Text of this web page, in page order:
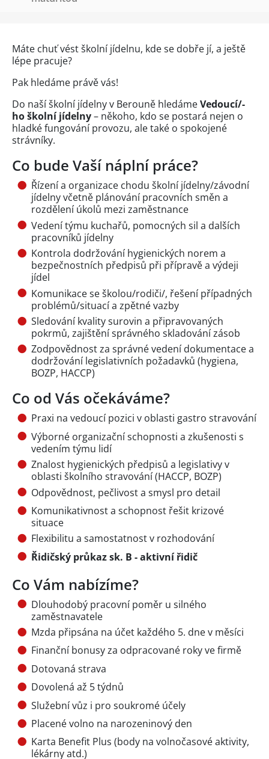
Máte chuť vést školní jídelnu, kde se dobře jí, a ještě
lépe pracuje?
Pak hledáme právě vás!
Do naší školní jídelny v Berouně hledámeVedoucí/-
ho školní jídelny– někoho, kdo se postará nejen o
hladké fungování provozu, ale také o spokojené
strávníky.
Co bude Vaší náplní práce?
Řízení a organizace chodu školní jídelny/závodní
jídelny včetně plánování pracovních směn a
rozdělení úkolů mezi zaměstnance
Vedení týmu kuchařů, pomocných sil a dalších
pracovníků jídelny
Kontrola dodržování hygienických norem a
bezpečnostních předpisů při přípravě a výdeji
jídel
Komunikace se školou/rodiči/, řešení případných
problémů/situací a zpětné vazby
Sledování kvality surovin a připravovaných
pokrmů, zajištění správného skladování zásob
Zodpovědnost za správné vedení dokumentace a
dodržování legislativních požadavků (hygiena,
BOZP, HACCP)
Co od Vás očekáváme?
Praxi na vedoucí pozici v oblasti gastro stravování
Výborné organizační schopnosti a zkušenosti s
vedením týmu lidí
Znalost hygienických předpisů a legislativy v
oblasti školního stravování (HACCP, BOZP)
Odpovědnost, pečlivost a smysl pro detail
Komunikativnost a schopnost řešit krizové
situace
Flexibilitu a samostatnost v rozhodování
Řidičský průkaz sk. B - aktivní řidič
Co Vám nabízíme?
Dlouhodobý pracovní poměr u silného
zaměstnavatele
Mzda připsána na účet každého 5. dne v měsíci
Finanční bonusy za odpracované roky ve firmě
Dotovaná strava
Dovolená až 5 týdnů
Služební vůz i pro soukromé účely
Placené volno na narozeninový den
Karta Benefit Plus (body na volnočasové aktivity,
lékárny atd.)